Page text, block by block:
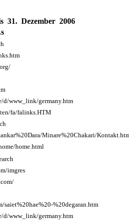
31. Dezember 2006
d/www_link/germany.htm
fa/falinks.HTM
Minare%20Chakari/
home.html
imgres
saiet%20hae%20-%20degaran.htm
d/www_link/germany.htm